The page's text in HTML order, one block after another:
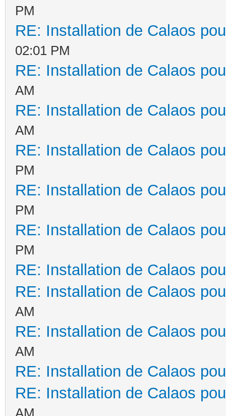
PM
RE: Installation de Calaos
02:01 PM
RE: Installation de Calaos
AM
RE: Installation de Calaos
AM
RE: Installation de Calaos
PM
RE: Installation de Calaos
PM
RE: Installation de Calaos
PM
RE: Installation de Calaos
RE: Installation de Calaos
AM
RE: Installation de Calaos
AM
RE: Installation de Calaos
RE: Installation de Calaos
AM